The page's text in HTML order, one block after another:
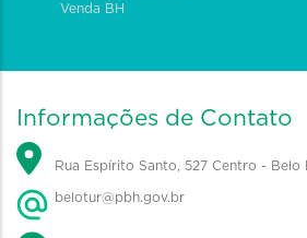
Venda BH
Informações de Contato
Rua Espírito Santo, 527 Centro - Belo
belotur@pbh.gov.br